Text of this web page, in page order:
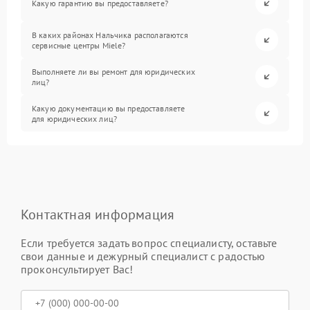
Какую гарантию вы предоставляете?
В каких районах Нальчика располагаются
сервисные центры Miele?
Выполняете ли вы ремонт для юридических
лиц?
Какую документацию вы предоставляете
для юридических лиц?
Контактная информация
Если требуется задать вопрос специалисту, оставьте
свои данные и дежурный специалист с радостью
проконсультирует Вас!